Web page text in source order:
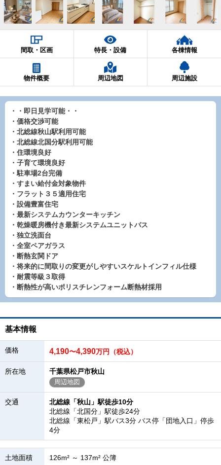
間取・区画 特長・設備 各棟情報
物件概要 周辺地図 周辺施設
・・即日見学可能・・
・価格交渉可能
・北総線秋山駅利用可能
・北総線北国分駅利用可能
・住環境良好
・子育て環境良好
・駐車場2台完備
・すまい給付金対象物件
・フラット３５適用住宅
・設備豊富住宅
・最新システムカウンターキッチン
・乾燥暖房機付き最新システムユニットバス
・独立洗面台
・全室ペアガラス
・断熱玄関ドア
・将来的に間取りの変更がしやすいスケルトインフィル仕様
・耐震等級３取得
・断熱性が高いポリスチレンフォーム断熱材採用
基本情報
価格 4,190〜4,390万円（税込）
所在地 千葉県松戸市秋山
周辺地図
交通
北総線「秋山」駅徒歩10分
北総線「北国分」駅徒歩24分
北総線「東松戸」駅バス3分 バス停「団地入口」停歩
4分
土地面積 126m² ～ 137m² 公簿